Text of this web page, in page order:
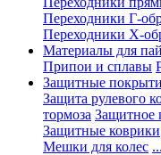
Переходники Г-
Переходники Х-
Материалы для
Припои и сплавы
Защитные
Защита рулевого
тормоза Защитное
Защитные коврики
Мешки для колес